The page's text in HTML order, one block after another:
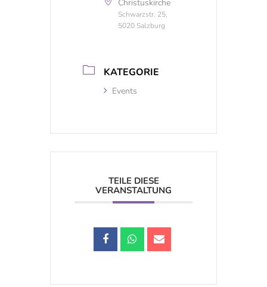
Christuskirche
Schwarzstr. 25,
5020 Salzburg
KATEGORIE
Events
TEILE DIESE
VERANSTALTUNG